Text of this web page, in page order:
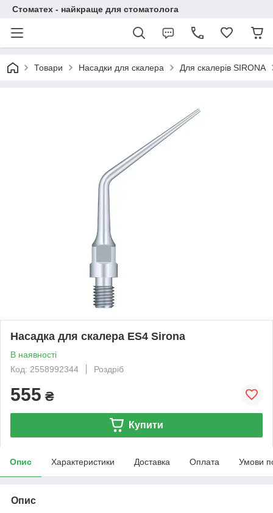
Стоматех - найкраще для стоматолога
Товари Насадки для скалера Для скалерів SIRONA
Насадка для скалера ES4 Sirona
В наявності
Код: 2558992344
Роздріб
555 ₴
Купити
Опис Характеристики Доставка Оплата Умови
Опис